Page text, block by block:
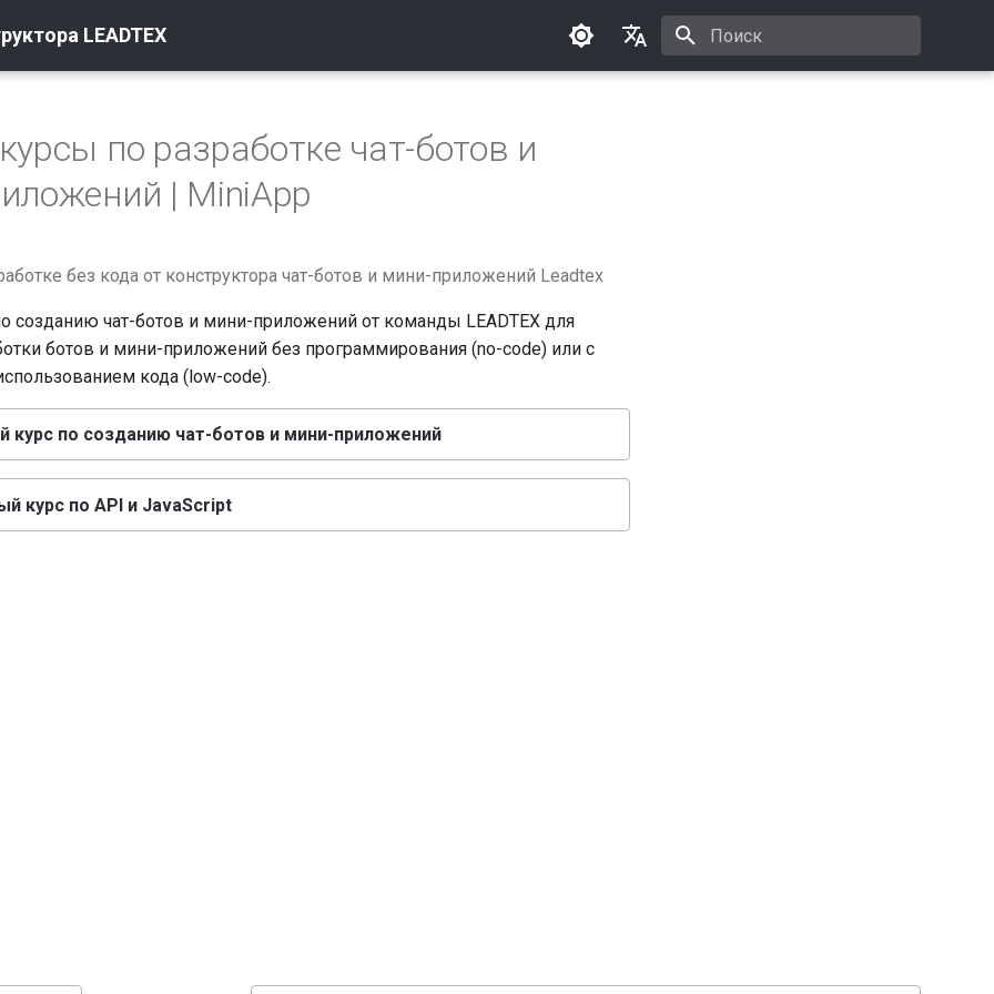
LEADTEX
Инициализация поиска
по разработке чат-ботов и
| MiniApp
без кода от конструктора чат-ботов и мини-приложений Leadtex
созданию чат-ботов и мини-приложений от команды LEADTEX для
ботов и мини-приложений без программирования (no-code) или с
кода (low-code).
курс по созданию чат-ботов и мини-приложений
курс по API и JavaScript